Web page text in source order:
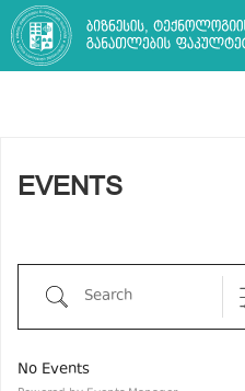
EVENTS
Search
No Events